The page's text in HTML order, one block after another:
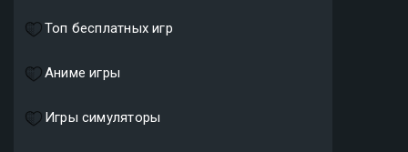
Топ бесплатных игр
Аниме игры
Игры симуляторы